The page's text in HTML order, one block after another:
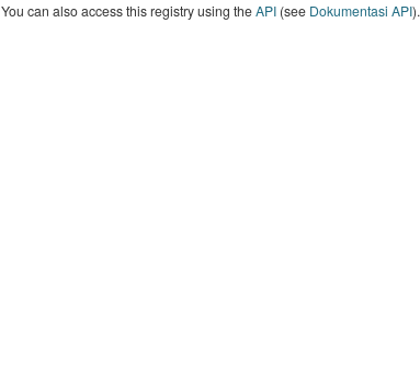
You can also access this registry using theAPI(see Dokumentasi API).